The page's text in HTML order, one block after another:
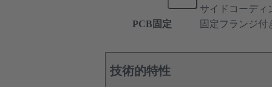
サイドコーディ
PCB固定
固定フランジ付
技術的特性